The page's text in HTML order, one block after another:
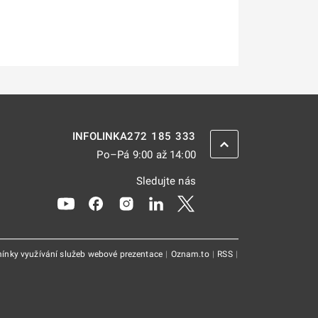
INFOLINKA272 185 333
Po–Pá 9:00 až 14:00
Sledujte nás
Odkaz se otevře na nové kartě
Odkaz se otevře na nové kartě
Odkaz se otevře na nové kartě
Odkaz se otevře na nové
využívání služeb webové prezentace | Oznam.to | RSS |
ZPĚT NAHORU